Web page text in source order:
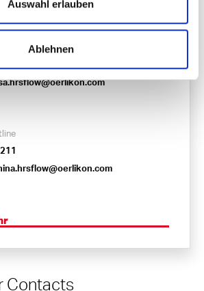
jederzeit ändern, indem Sie
Link in der
Auswahl erlauben
Ablehnen
Contacts